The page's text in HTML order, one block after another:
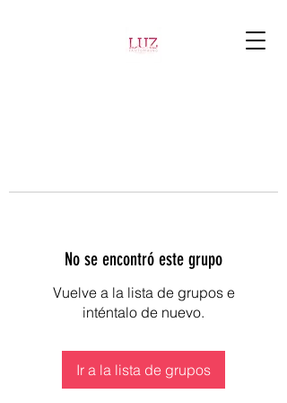
No se encontró este grupo
Vuelve a la lista de grupos e
inténtalo de nuevo.
Ir a la lista de grupos